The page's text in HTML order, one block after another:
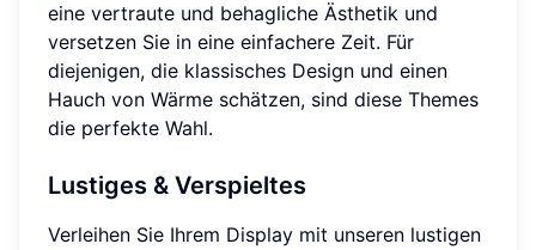
eine vertraute und behagliche Ästhetik und
versetzen Sie in eine einfachere Zeit. Für
diejenigen, die klassisches Design und einen
Hauch von Wärme schätzen, sind diese Themes
die perfekte Wahl.
Lustiges & Verspieltes
Verleihen Sie Ihrem Display mit unseren lustigen